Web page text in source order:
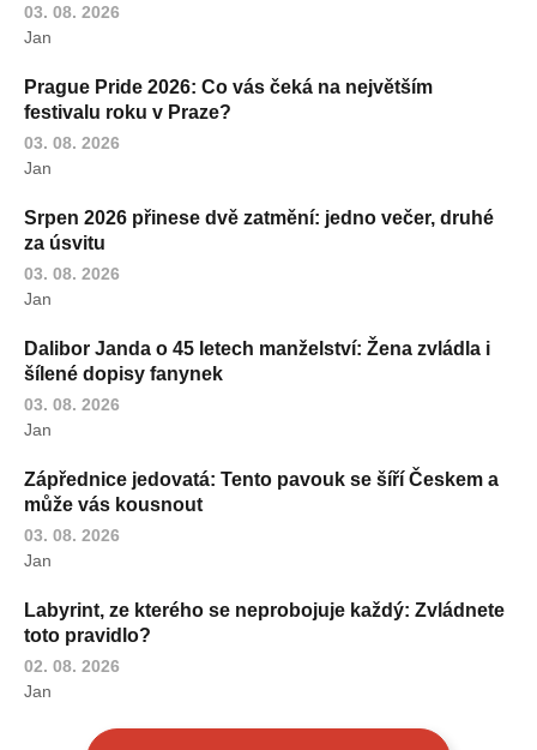
03. 08. 2026
Jan
Prague Pride 2026: Co vás čeká na největším
festivalu roku v Praze?
03. 08. 2026
Jan
Srpen 2026 přinese dvě zatmění: jedno večer, druhé
za úsvitu
03. 08. 2026
Jan
Dalibor Janda o 45 letech manželství: Žena zvládla i
šílené dopisy fanynek
03. 08. 2026
Jan
Zápřednice jedovatá: Tento pavouk se šíří Českem a
může vás kousnout
03. 08. 2026
Jan
Labyrint, ze kterého se neprobojuje každý: Zvládnete
toto pravidlo?
02. 08. 2026
Jan